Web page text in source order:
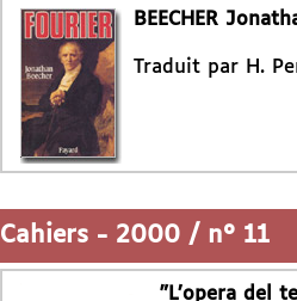
BEECHER
Traduit par H.
Cahiers - 2000 / n° 11
"L’opera del